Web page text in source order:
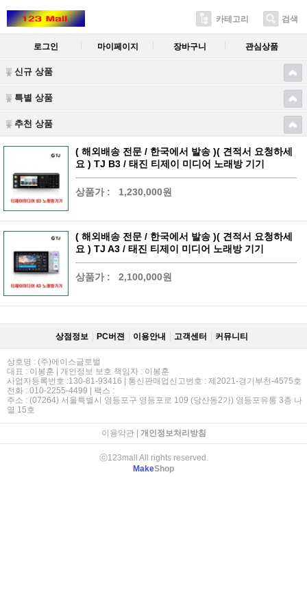
카테고리 검색
로그인 마이페이지 장바구니 관심상품
신규 상품
특별 상품
추천 상품
( 해외배송 전문 / 한국에서 발송 )( 견적서 요청하세
요 ) TJ B3 / 태진 티제이 미디어 노래방 기기
상품가 : 1,230,000원
( 해외배송 전문 / 한국에서 발송 )( 견적서 요청하세
요 ) TJ A3 / 태진 티제이 미디어 노래방 기기
상품가 : 2,100,000원
상점정보 PC버젼 이용안내 고객센터 커뮤니티
상호명 : (주)에이스글로벌
대표 : 이봉훈 | 개인정보 보호 책임자 : 이봉훈
사업자등록번호 :130-81-93416 | 통신판매업신고번호 : 제2021-경기부천-4575호
전화 : 010-2255-4499 | 팩스 :
주소 : (07264) 서울특별시 영등포구 영등포로 109 (당산동2가) 영등포유통 3층 나
열 15호
이용약관| 개인정보처리방침
ⓒ123mall All rights reserved.
MakeShop